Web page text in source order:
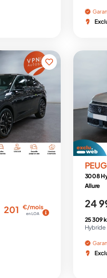
201 €/mois
en LOA
3008
Allure
24
25 309